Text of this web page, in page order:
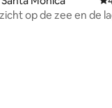
op de zee en de